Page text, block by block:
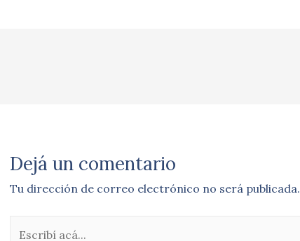
Dejá un comentario
Tu dirección de correo electrónico no será publicada.